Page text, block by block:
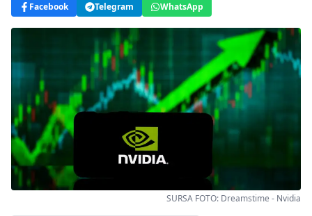
Facebook Telegram WhatsApp
SURSA FOTO: Dreamstime - Nvidia